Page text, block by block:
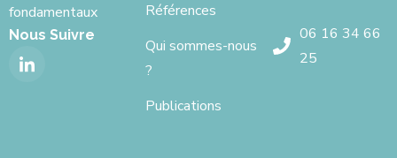
fondamentaux
Nous Suivre
Références
Qui sommes-nous
?
Publications
06 16 34 66
25